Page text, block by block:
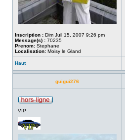
Inscription : Dim Juil 15, 2007 9:26 pm
Message(s) : 70235
Prenom: Stephane
Localisation: Moisy le Gland
Haut
guigui276
VIP